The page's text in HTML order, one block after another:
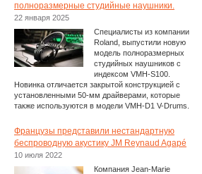
полноразмерные студийные наушники.
22 января 2025
Специалисты из компании
Roland, выпустили новую
модель полноразмерных
студийных наушников с
индексом VMH-S100.
Новинка отличается закрытой конструкцией с
установленными 50-мм драйверами, которые
также используются в модели VMH-D1 V-Drums.
Французы представили нестандартную
беспроводную акустику JM Reynaud Agapé
10 июля 2022
Компания Jean-Marie